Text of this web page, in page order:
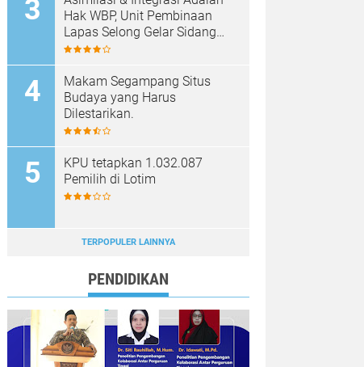
Hak WBP, Unit Pembinaan
Lapas Selong Gelar Sidang
TPP
Makam Segampang Situs
Budaya yang Harus
Dilestarikan.
KPU tetapkan 1.032.087
Pemilih di Lotim
TERPOPULER LAINNYA
PENDIDIKAN